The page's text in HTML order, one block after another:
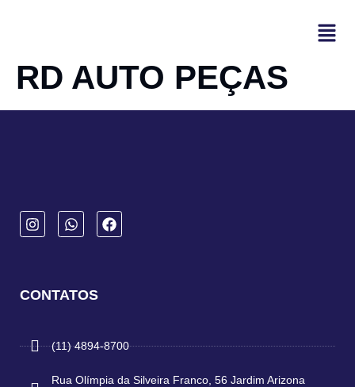
RD AUTO PEÇAS
CONTATOS
(11) 4894-8700
Rua Olímpia da Silveira Franco, 56 Jardim Arizona